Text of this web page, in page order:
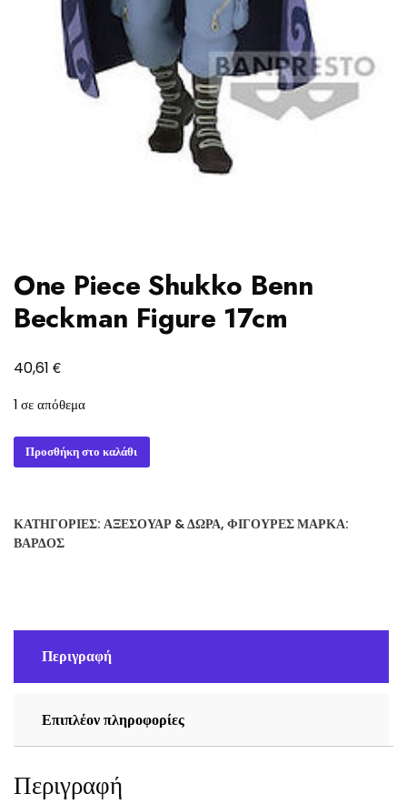
One Piece Shukko Benn
Beckman Figure 17cm
40,61 €
1 σε απόθεμα
One
Piece
Beckman
Προσθήκη στο καλάθι
ΚΑΤΗΓΟΡΊΕΣ: ΑΞΕΣΟΥΆΡ & ΔΏΡΑ, ΦΙΓΟΎΡΕΣΜΆΡΚΑ:
ΒΆΡΔΟΣ
Περιγραφή
Επιπλέον πληροφορίες
Περιγραφή